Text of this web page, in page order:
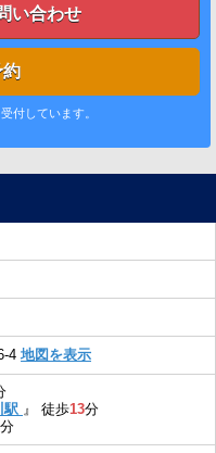
い合わせ
約
付しています。
4 地図を表示
駅 』 徒歩13分
分